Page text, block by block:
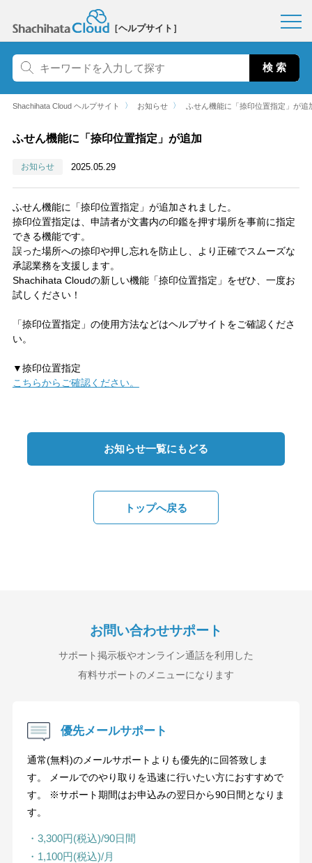
［ヘルプサイト］
Shachihata Cloud ヘルプサイト 〉 お知らせ 〉 ふせん機能に「捺印位置指定」が追
ふせん機能に「捺印位置指定」が追加
お知らせ 2025.05.29
ふせん機能に「捺印位置指定」が追加されました。
捺印位置指定は、申請者が文書内の印鑑を押す場所を事前に指定
できる機能です。
誤った場所への捺印や押し忘れを防止し、より正確でスムーズな
承認業務を支援します。
Shachihata Cloudの新しい機能「捺印位置指定」をぜひ、一度お
試しください！
「捺印位置指定」の使用方法などはヘルプサイトをご確認くださ
い。
▼捺印位置指定
こちらからご確認ください。
お知らせ一覧にもどる
トップへ戻る
お問い合わせサポート
サポート掲示板やオンライン通話を利用した
有料サポートのメニューになります
優先メールサポート
通常(無料)のメールサポートよりも優先的に回答致しま
す。 メールでのやり取りを迅速に行いたい方におすすめで
す。 ※サポート期間はお申込みの翌日から90日間となりま
す。
・3,300円(税込)/90日間
・1,100円(税込)/月